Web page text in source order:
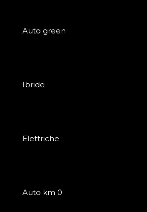
Auto green
Ibride
Elettriche
Auto km 0